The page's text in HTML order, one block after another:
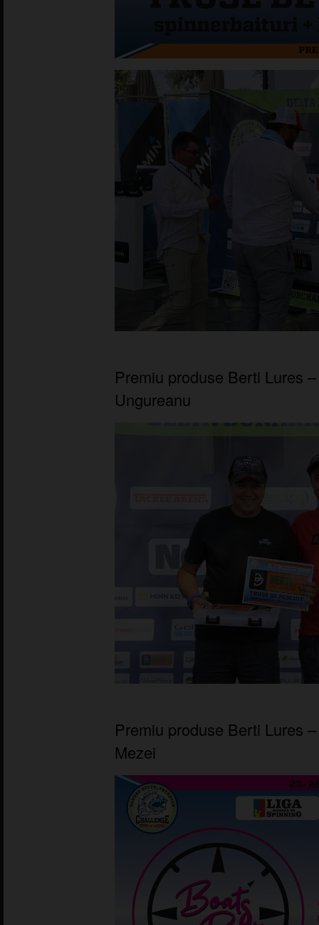
Premiu produse Berti Lures
Ungureanu
Premiu produse Berti Lures
Mezei